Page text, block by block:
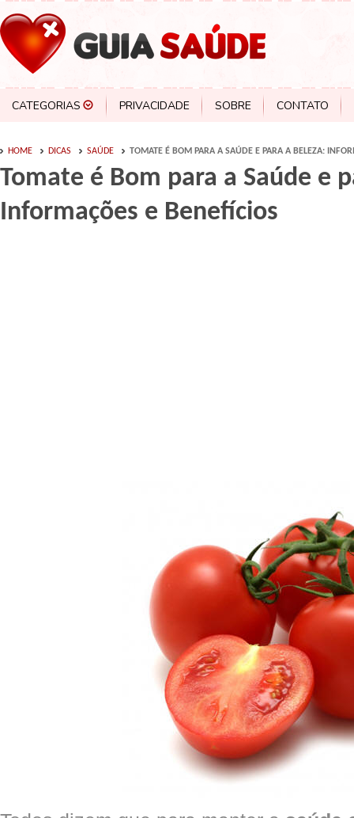
CATEGORIAS PRIVACIDADE SOBRE CONTATO
HOME DICAS SAÚDE TOMATE É BOM PARA A SAÚDE E PARA A BELEZA:
Tomate é Bom para a Saúde e
Informações e Benefícios